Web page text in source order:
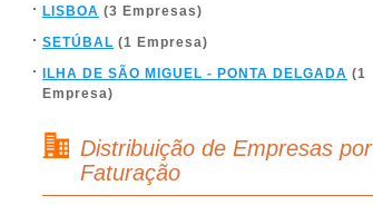
LISBOA (3 Empresas)
SETÚBAL (1 Empresa)
ILHA DE SÃO MIGUEL - PONTA DELGADA (1
Empresa)
Distribuição de Empresas por
Faturação